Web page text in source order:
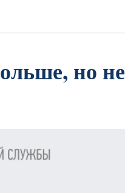
но не